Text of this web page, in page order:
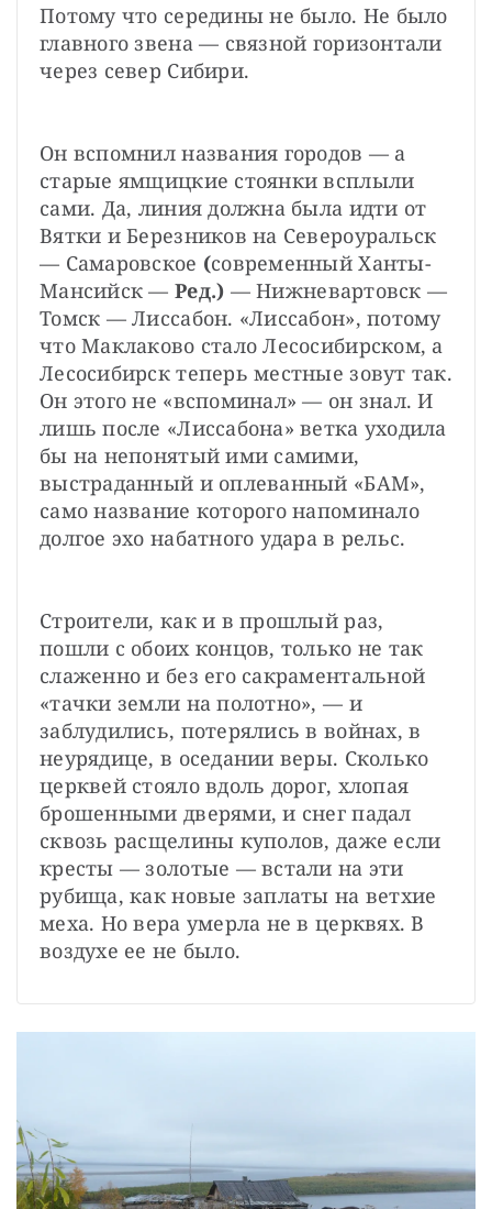
Потому что середины не было. Не было
главного звена — связной горизонтали
через север Сибири.
Он вспомнил названия городов — а
старые ямщицкие стоянки всплыли
сами. Да, линия должна была идти от
Вятки и Березников на Североуральск
— Самаровское (современный Ханты-
Мансийск — Ред.) — Нижневартовск —
Томск — Лиссабон. «Лиссабон», потому
что Маклаково стало Лесосибирском, а
Лесосибирск теперь местные зовут так.
Он этого не «вспоминал» — он знал. И
лишь после «Лиссабона» ветка уходила
бы на непонятый ими самими,
выстраданный и оплеванный «БАМ»,
само название которого напоминало
долгое эхо набатного удара в рельс.
Строители, как и в прошлый раз,
пошли с обоих концов, только не так
слаженно и без его сакраментальной
«тачки земли на полотно», — и
заблудились, потерялись в войнах, в
неурядице, в оседании веры. Сколько
церквей стояло вдоль дорог, хлопая
брошенными дверями, и снег падал
сквозь расщелины куполов, даже если
кресты — золотые — встали на эти
рубища, как новые заплаты на ветхие
меха. Но вера умерла не в церквях. В
воздухе ее не было.